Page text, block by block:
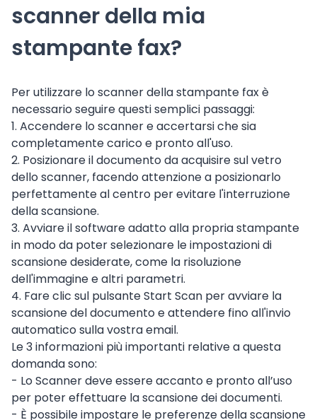
scanner della mia
stampante fax?
Per utilizzare lo scanner della stampante fax è
necessario seguire questi semplici passaggi:
1. Accendere lo scanner e accertarsi che sia
completamente carico e pronto all'uso.
2. Posizionare il documento da acquisire sul vetro
dello scanner, facendo attenzione a posizionarlo
perfettamente al centro per evitare l'interruzione
della scansione.
3. Avviare il software adatto alla propria stampante
in modo da poter selezionare le impostazioni di
scansione desiderate, come la risoluzione
dell'immagine e altri parametri.
4. Fare clic sul pulsante Start Scan per avviare la
scansione del documento e attendere fino all'invio
automatico sulla vostra email.
Le 3 informazioni più importanti relative a questa
domanda sono:
- Lo Scanner deve essere accanto e pronto all’uso
per poter effettuare la scansione dei documenti.
- È possibile impostare le preferenze della scansione